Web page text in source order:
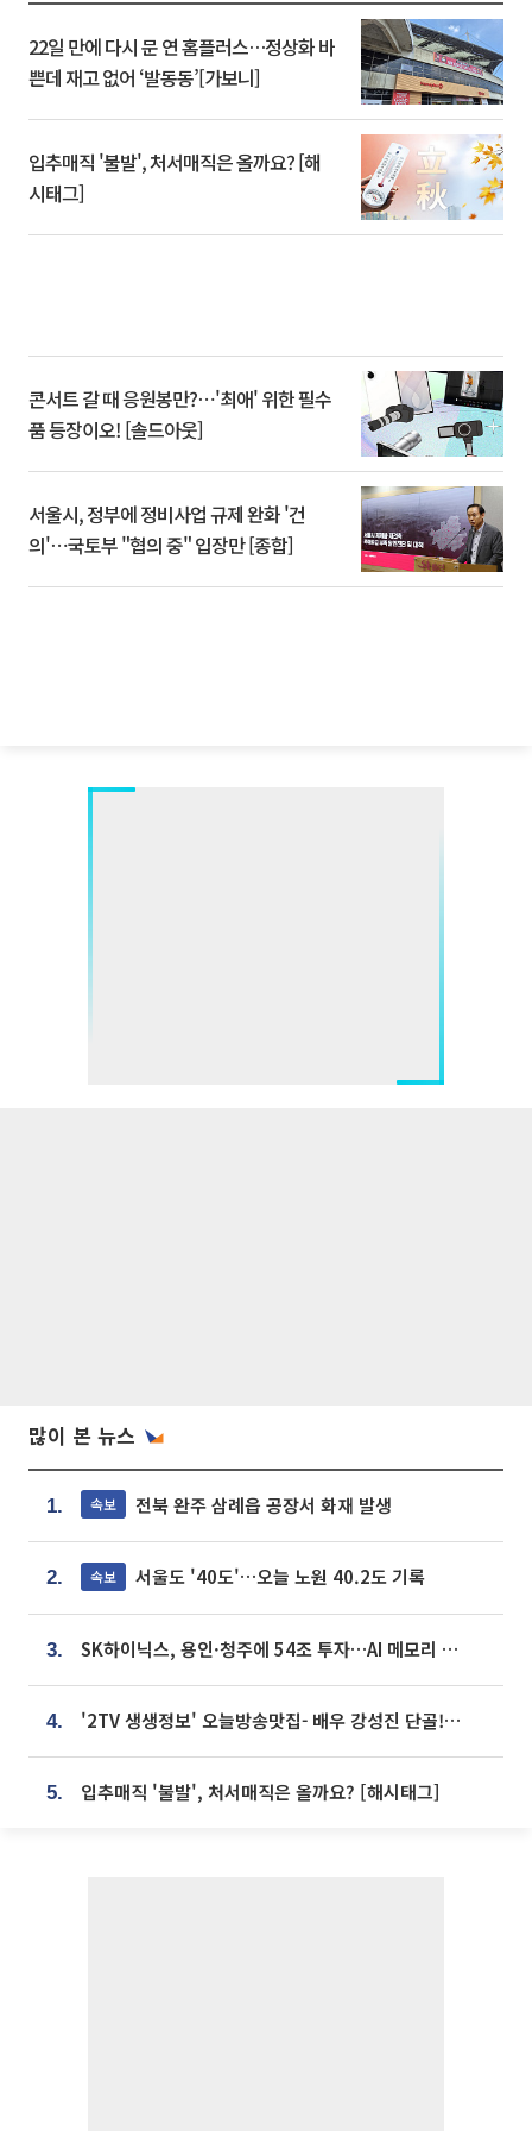
22일 만에 다시 문 연 홈플러스…정상화 바
쁜데 재고 없어 ‘발동동’[가보니]
입추매직 '불발', 처서매직은 올까요? [해
시태그]
콘서트 갈 때 응원봉만?⋯'최애' 위한 필수
품 등장이오! [솔드아웃]
서울시, 정부에 정비사업 규제 완화 '건
의'⋯국토부 "협의 중" 입장만 [종합]
많이 본 뉴스
1. 속보 전북 완주 삼례읍 공장서 화재 발생
2. 속보 서울도 '40도'…오늘 노원 40.2도 기록
3. SK하이닉스, 용인·청주에 54조 투자…AI 메모리 생산기지 키운다
4. '2TV 생생정보' 오늘방송맛집- 배우 강성진 단골! 쌀국수ㆍ푸팟퐁 커리 맛집 '블○○○'
5. 입추매직 '불발', 처서매직은 올까요? [해시태그]